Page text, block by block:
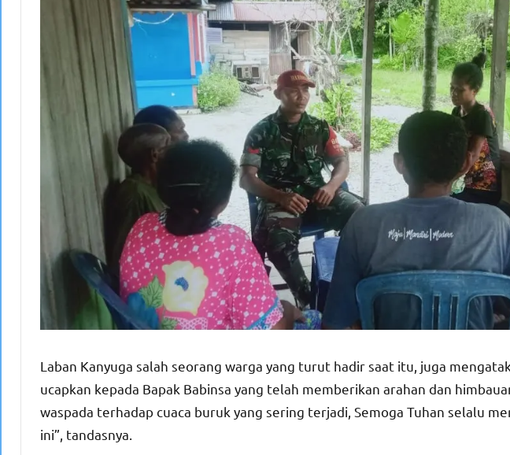
Laban Kanyuga salah seorang warga yang turut hadir saat itu, juga
ucapkan kepada Bapak Babinsa yang telah memberikan arahan dan
waspada terhadap cuaca buruk yang sering terjadi, Semoga Tuhan selalu
ini”, tandasnya.